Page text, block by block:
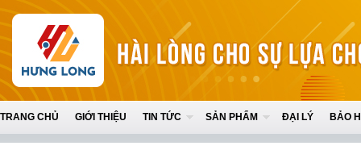
TRANG CHỦ GIỚI THIỆU TIN TỨC SẢN PHẨM ĐẠI LÝ BẢO